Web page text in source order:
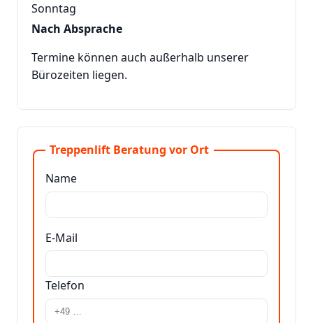
Sonntag
Nach Absprache
Termine können auch außerhalb unserer
Bürozeiten liegen.
Treppenlift Beratung vor Ort
Name
E-Mail
Telefon